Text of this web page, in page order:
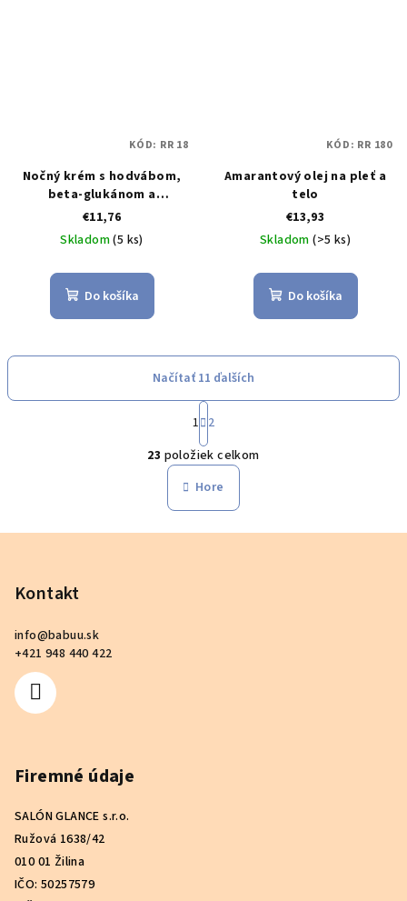
Nočný krém s hodvábom,
beta-glukánom a
arganovým olejom
€11,76
Skladom(5 ks)
Do košíka
KÓD: RR 18
Amarantový olej na pleť a
telo
€13,93
Skladom(>5 ks)
Do košíka
KÓD: RR 180
O
v
l
á
Načítať 11 ďalších
S
t
r
á
n
k
o
v
1 2
23 položiek celkom
Hore
Kontakt
info@babuu.sk
+421 948 440 422
Firemné údaje
SALÓN GLANCE s.r.o.
Ružová 1638/42
010 01 Žilina
IČO: 50257579